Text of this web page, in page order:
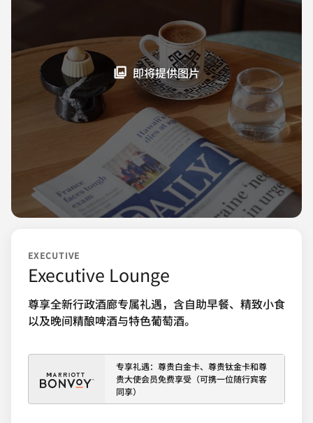
即将提供图片
EXECUTIVE
Executive Lounge
尊享全新行政酒廊专属礼遇，含自助早餐、精致小食
以及晚间精酿啤酒与特色葡萄酒。
专享礼遇：尊贵白金卡、尊贵钛金卡和尊
贵大使会员免费享受（可携一位随行宾客
同享）